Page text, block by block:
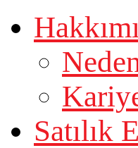
Satılık